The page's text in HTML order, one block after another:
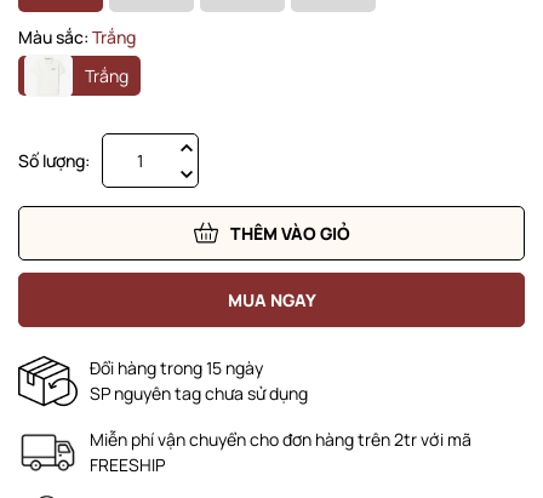
Màu sắc: Trắng
Trắng
Số lượng:
THÊM VÀO GIỎ
MUA NGAY
Đổi hàng trong 15 ngày
SP nguyên tag chưa sử dụng
Miễn phí vận chuyển cho đơn hàng trên 2tr với mã
FREESHIP